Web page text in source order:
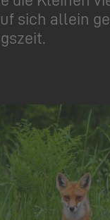
sich allein